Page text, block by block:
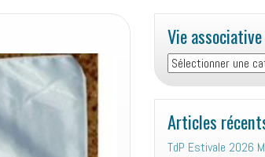
Vie
Vie
associative
:
Articles
TdP Estivale 2026